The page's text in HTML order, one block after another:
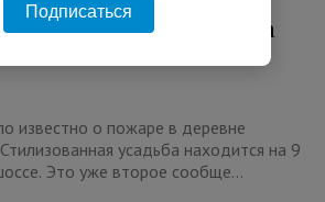
под Выборгом снова
известно о пожаре в деревне
Стилизованная усадьба находится на 9
Это уже второе сообще...
Подписаться